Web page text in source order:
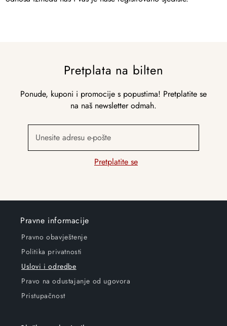
Pretplata na bilten
Ponude, kuponi i promocije s popustima! Pretplatite se
na naš newsletter odmah.
Unesite adresu e-pošte
Pretplatite se
Pravne informacije
Pravno obavještenje
Politika privatnosti
Uslovi i odredbe
Pravo na odustajanje od ugovora
Pristupačnost